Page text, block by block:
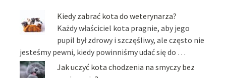
Kiedy zabrać kota do weterynarza?
Każdy właściciel kota pragnie, aby jego
pupil był zdrowy i szczęśliwy, ale często nie
jesteśmy pewni, kiedy powinniśmy udać się do …
Jak uczyć kota chodzenia na smyczy bez